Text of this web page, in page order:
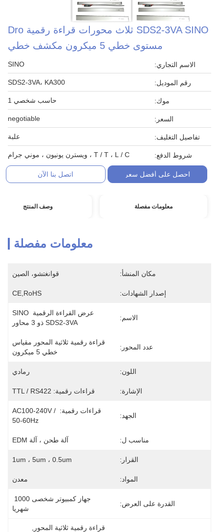
SDS2-3VA SINO ثلاث محورات قراءة رقمية Dro
مستوى خطي 5 ميكرون مكشف خطي
الاسم التجاري: SINO
رقم الموديل: SDS2-3VA، KA300
موك: حاسب شخصي 1
السعر: negotiable
تفاصيل التغليف: علبة
شروط الدفع: T / T ، L / C ، ويسترن يونيون ، موني جرام
احصل على أفضل سعر اتصل بنا الآن
معلومات مفصلة وصف المنتج
معلومات مفصلة
مكان المنشأ: قوانغتشو، الصين
إصدار الشهادات: CE,RoHS
الاسم:
عرض القراءة الرقمية SINO
SDS2-3VA ذو 3 محاور
عدد المحور:
خطي 5 ميكرون
اللون: رمادي
الإشارة: قراءات رقمية: TTL / RS422
الجهد:
قراءات رقمية: AC100-240V /
50-60Hz
مناسب ل: آلة طحن ، آلة EDM
القرار: 1um ، 5um ، 0.5um
المواد: معدن
القدرة على العرض:
شهريا
قراءة رقمية ثلاثية المحور